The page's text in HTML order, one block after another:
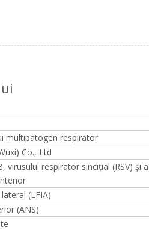
multipatogen respirator
Co., Ltd
respirator sincițial (RSV) și
(LFIA)
(ANS)